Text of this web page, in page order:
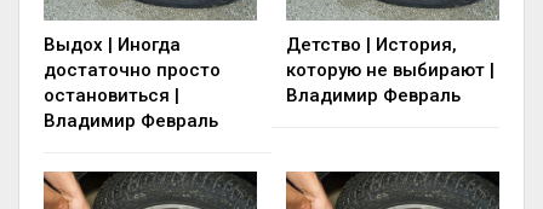
Выдох | Иногда
достаточно просто
остановиться |
Владимир Февраль
Детство | История,
которую не выбирают |
Владимир Февраль